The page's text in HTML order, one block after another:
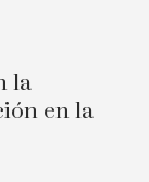
la
en la